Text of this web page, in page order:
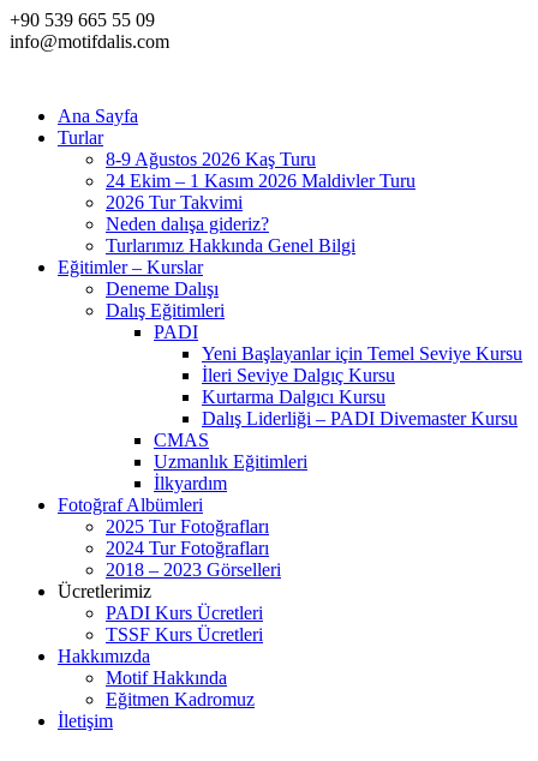
+90 539 665 55 09
info@motifdalis.com
Ana Sayfa
Turlar
8-9 Ağustos 2026 Kaş Turu
24 Ekim – 1 Kasım 2026 Maldivler Turu
2026 Tur Takvimi
Neden dalışa gideriz?
Turlarımız Hakkında Genel Bilgi
Eğitimler – Kurslar
Deneme Dalışı
Dalış Eğitimleri
PADI
Yeni Başlayanlar için Temel Seviye Kursu
İleri Seviye Dalgıç Kursu
Kurtarma Dalgıcı Kursu
Dalış Liderliği – PADI Divemaster Kursu
CMAS
Uzmanlık Eğitimleri
İlkyardım
Fotoğraf Albümleri
2025 Tur Fotoğrafları
2024 Tur Fotoğrafları
2018 – 2023 Görselleri
Ücretlerimiz
PADI Kurs Ücretleri
TSSF Kurs Ücretleri
Hakkımızda
Motif Hakkında
Eğitmen Kadromuz
İletişim